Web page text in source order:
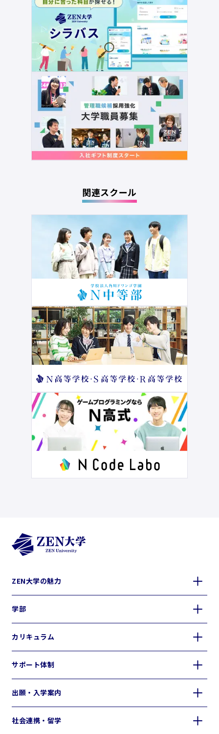
関連スクール
ZEN大学の魅力
学部
カリキュラム
サポート体制
出願・入学案内
社会連携・留学